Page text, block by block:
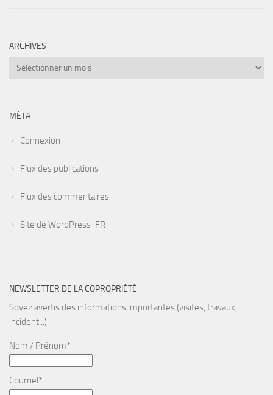
ARCHIVES
Archives
MÉTA
Connexion
Flux des publications
Flux des commentaires
Site de WordPress-FR
NEWSLETTER DE LA COPROPRIÉTÉ
Soyez avertis des informations importantes (visites, travaux,
incident...)
Nom / Prénom*
Courriel*